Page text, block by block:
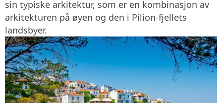
sin typiske arkitektur, som er en kombinasjon av
arkitekturen på øyen og den i Pilion-fjellets
landsbyer.